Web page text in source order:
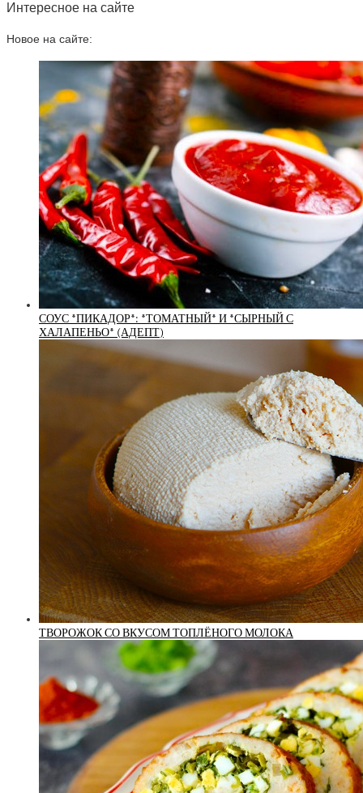
Интересное на сайте
Новое на сайте:
СОУС *ПИКАДОР*: *ТОМАТНЫЙ* И *СЫРНЫЙ С
ХАЛАПЕНЬО* (АДЕПТ)
ТВОРОЖОК СО ВКУСОМ ТОПЛЁНОГО МОЛОКА